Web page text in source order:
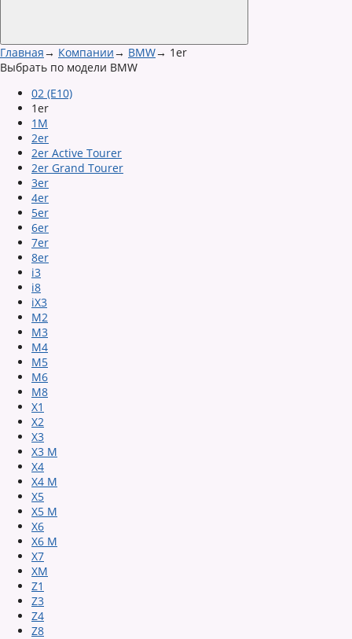
Главная→ Компании→ BMW→ 1er
Выбрать по модели BMW
02 (E10)
1er
1M
2er
2er Active Tourer
2er Grand Tourer
3er
4er
5er
6er
7er
8er
i3
i8
iX3
M2
M3
M4
M5
M6
M8
X1
X2
X3
X3 M
X4
X4 M
X5
X5 M
X6
X6 M
X7
XM
Z1
Z3
Z4
Z8